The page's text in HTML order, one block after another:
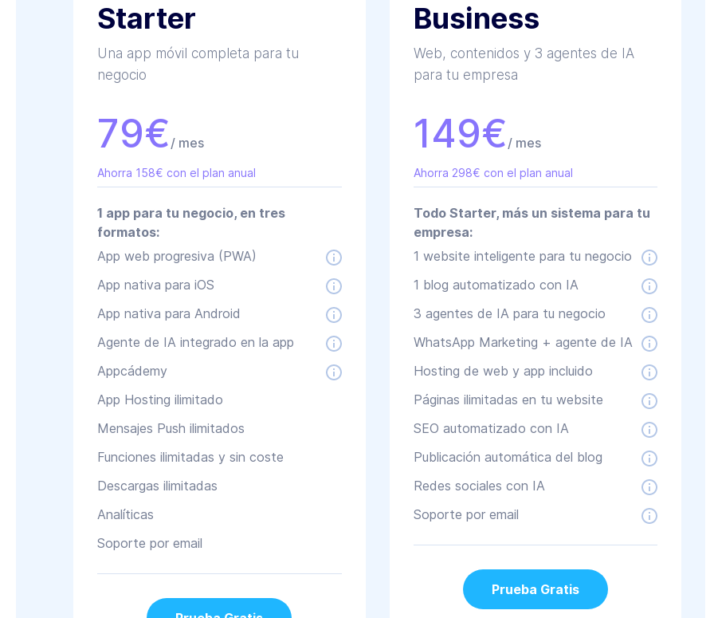
Starter
Una app móvil completa para tu
negocio
79€ / mes
Ahorra 158€ con el plan anual
1 app para tu negocio, en tres
formatos:
App web progresiva (PWA)
App nativa para iOS
App nativa para Android
Agente de IA integrado en la app
Appcádemy
App Hosting ilimitado
Mensajes Push ilimitados
Funciones ilimitadas y sin coste
Descargas ilimitadas
Analíticas
Soporte por email
Business
Web, contenidos y 3 agentes de IA
para tu empresa
149€ / mes
Ahorra 298€ con el plan anual
Todo Starter, más un sistema para tu
empresa:
1 website inteligente para tu negocio
1 blog automatizado con IA
3 agentes de IA para tu negocio
WhatsApp Marketing + agente de IA
Hosting de web y app incluido
Páginas ilimitadas en tu website
SEO automatizado con IA
Publicación automática del blog
Redes sociales con IA
Soporte por email
Prueba Gratis